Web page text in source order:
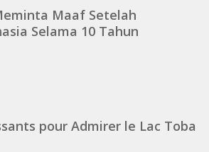
Maaf Setelah
Selama 10 Tahun
pour Admirer le Lac Toba